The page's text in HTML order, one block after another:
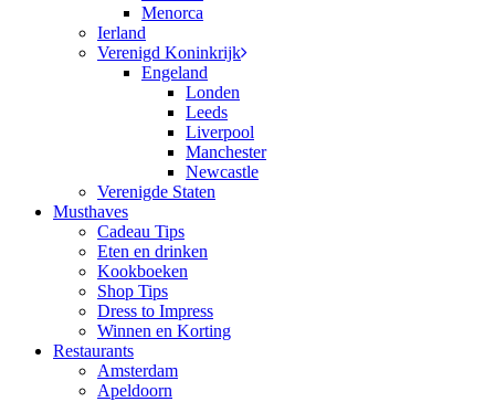
Menorca
Ierland
Verenigd Koninkrijk
Engeland
Londen
Leeds
Liverpool
Manchester
Newcastle
Verenigde Staten
Musthaves
Cadeau Tips
Eten en drinken
Kookboeken
Shop Tips
Dress to Impress
Winnen en Korting
Restaurants
Amsterdam
Apeldoorn